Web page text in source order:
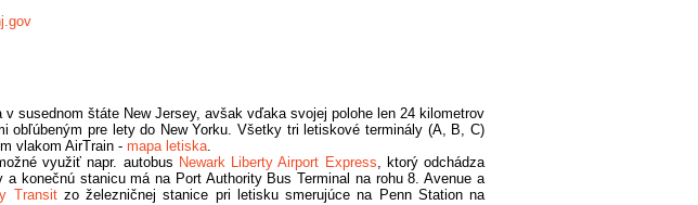
v susednom štáte New Jersey, avšak vďaka svojej polohe len 24 kilometrov
obľúbeným pre lety do New Yorku. Všetky tri letiskové terminály (A, B, C)
vlakom AirTrain - mapa letiska.
využiť napr. autobus Newark Liberty Airport Express, ktorý odchádza
a konečnú stanicu má na Port Authority Bus Terminal na rohu 8. Avenue a
Transitzo železničnej stanice pri letisku smerujúce na Penn Station na